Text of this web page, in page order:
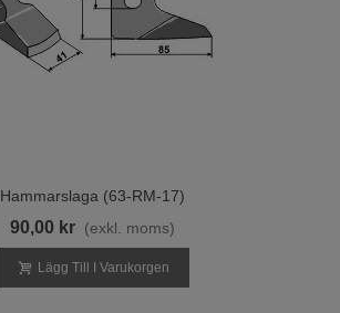
Hammarslaga (63-RM-17)
90,00 kr (exkl. moms)
Lägg Till I Varukorgen